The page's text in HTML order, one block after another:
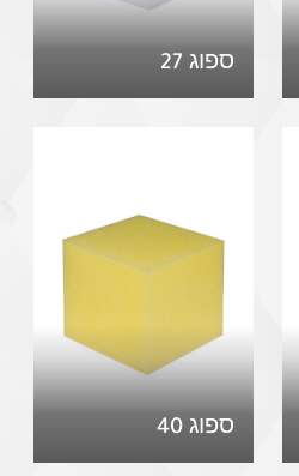
ספוג 27
ספוג 40